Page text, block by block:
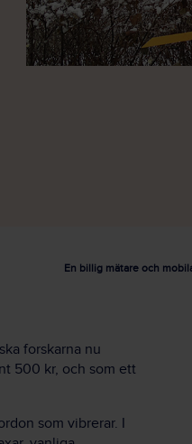
En billig mätare och
forskarna nu
500 kr, och som ett
som vibrerar. I